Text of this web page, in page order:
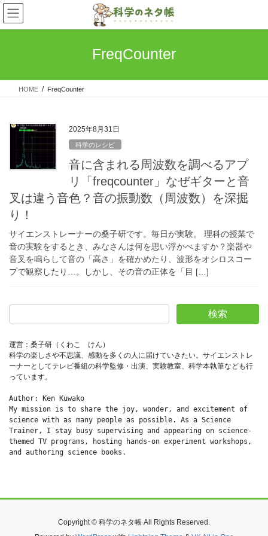
コ
ン
テ
ス
ナ
ビ
ゲ
ン
FreqCounter
HOME FreqCounter
2025年8月31日
科学のレシピ
音に含まれる周波数を調べるアプ
リ「freqcounter」なぜギターと音
叉は違う音色？音の振動数（周波数）を深掘
り！
サイエンストレーナーの桑子研です。毎日が実験。 理科の授業で
音の実験をするとき、みなさんは何を思い浮かべますか？楽器や
音叉を鳴らして音の「高さ」を確かめたり、波形をオシロスコー
プで観察したり…。しかし、その音の正体を「目 […]
検索
運営：桑子研（くわこ　けん）
科学の楽しさや不思議、感動を多くの人に届けていきたい。サイエンストレ
ーナーとしてテレビ番組の科学監修・出演、実験教室、科学本執筆なども行
っています。
Author: Ken Kuwako
My mission is to share the joy, wonder, and excitement of
science with as many people as possible. As a Science
Trainer, I stay busy supervising and appearing on science-
themed TV programs, hosting hands-on experiment workshops,
and authoring science books.
Copyright © 科学のネタ帳 All Rights Reserved.